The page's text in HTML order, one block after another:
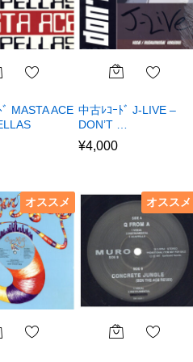
MASTA ACE 中古ﾚｺｰﾄﾞ J-LIVE –
DON’T …
¥4,000
オススメ オススメ